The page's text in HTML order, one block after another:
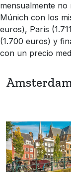
mensualmente
Múnich con los
euros), París
(1.700 euros) y
con un precio